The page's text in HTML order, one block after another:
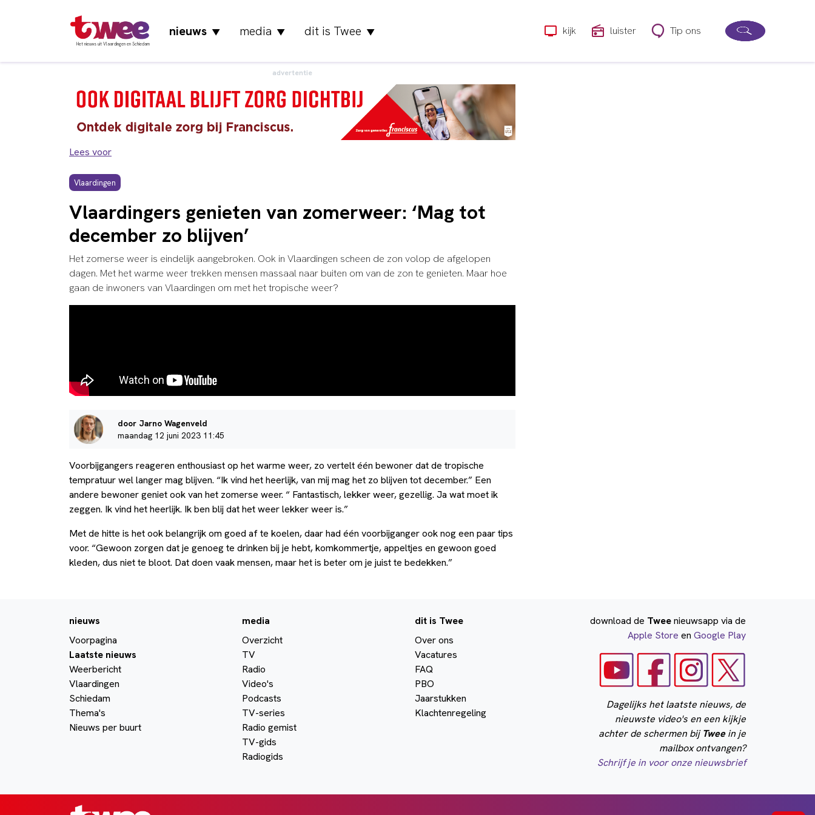
Het nieuws uit Vlaardingen en Schiedam
nieuws▼ media ▼ dit is Twee ▼ kijk luister Tip ons
advertentie
Lees voor
Vlaardingen
Vlaardingers genieten van zomerweer: ‘Mag tot
december zo blijven’
Het zomerse weer is eindelijk aangebroken. Ook in Vlaardingen scheen de zon volop de afgelopen
dagen. Met het warme weer trekken mensen massaal naar buiten om van de zon te genieten. Maar hoe
gaan de inwoners van Vlaardingen om met het tropische weer?
door Jarno Wagenveld
maandag 12 juni 2023 11:45
Voorbijgangers reageren enthousiast op het warme weer, zo vertelt één bewoner dat de tropische
tempratuur wel langer mag blijven. “Ik vind het heerlijk, van mij mag het zo blijven tot december.” Een
andere bewoner geniet ook van het zomerse weer. “ Fantastisch, lekker weer, gezellig. Ja wat moet ik
zeggen. Ik vind het heerlijk. Ik ben blij dat het weer lekker weer is.”
Met de hitte is het ook belangrijk om goed af te koelen, daar had één voorbijganger ook nog een paar tips
voor. “Gewoon zorgen dat je genoeg te drinken bij je hebt, komkommertje, appeltjes en gewoon goed
kleden, dus niet te bloot. Dat doen vaak mensen, maar het is beter om je juist te bedekken.”
nieuws
Voorpagina
Laatste nieuws
Weerbericht
Vlaardingen
Schiedam
Thema's
Nieuws per buurt
media
Overzicht
TV
Radio
Video's
Podcasts
TV-series
Radio gemist
TV-gids
Radiogids
dit is Twee
Over ons
Vacatures
FAQ
PBO
Jaarstukken
Klachtenregeling
download de Tweenieuwsapp via de
Apple Store en Google Play
Dagelijks het laatste nieuws, de
nieuwste video's en een kijkje
achter de schermen bijTweein je
mailbox ontvangen?
Schrijf je in voor onze nieuwsbrief